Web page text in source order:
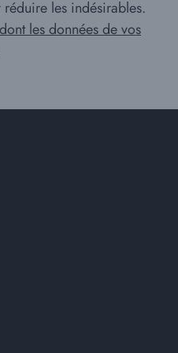
les indésirables.
les données de vos